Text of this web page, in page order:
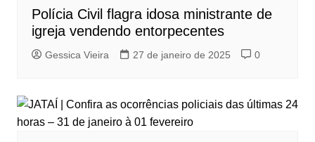
Polícia Civil flagra idosa ministrante de
igreja vendendo entorpecentes
Gessica Vieira 27 de janeiro de 2025 0